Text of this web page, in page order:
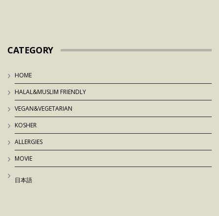
CATEGORY
HOME
HALAL&MUSLIM FRIENDLY
VEGAN&VEGETARIAN
KOSHER
ALLERGIES
MOVIE
日本語